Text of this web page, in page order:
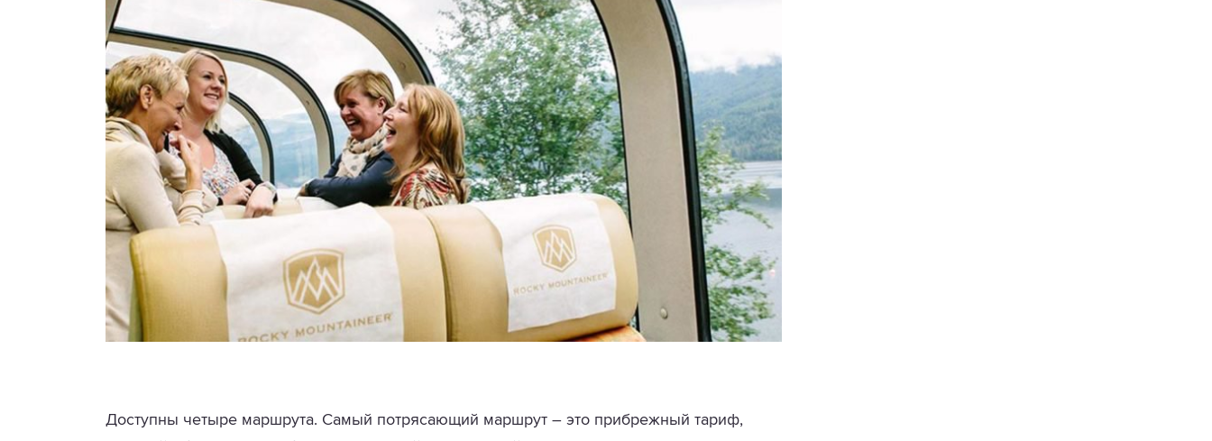
Доступны четыре маршрута. Самый потрясающий маршрут – это прибрежный тариф,